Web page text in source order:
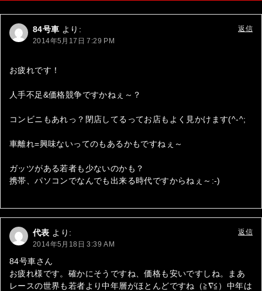
ゲ
ー
ョ
84号車 より:
2014年5月17日 7:29 PM
お疲れです！
人手不足&価格競争ですかねぇ～？
コンビニもあれっ？閉店してるってお店もよく見かけます(^-^;
車離れ=興味ないってのもあるかもですねぇ～
ガッツがある若者も少ないのかも？
携帯、パソコンでなんでも出来る時代ですからねぇ～:-)
返信
代表 より:
2014年5月18日 3:39 AM
84号車さん
お疲れ様です。確かにそうですね、価格も安いですしね。まあ
レースの世界も若者より中年層がほとんどですね（≧∇≦）中年は
返信